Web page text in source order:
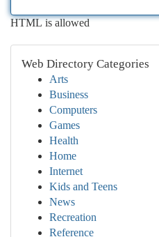
HTML is allowed
Web Directory Categories
Arts
Business
Computers
Games
Health
Home
Internet
Kids and Teens
News
Recreation
Reference